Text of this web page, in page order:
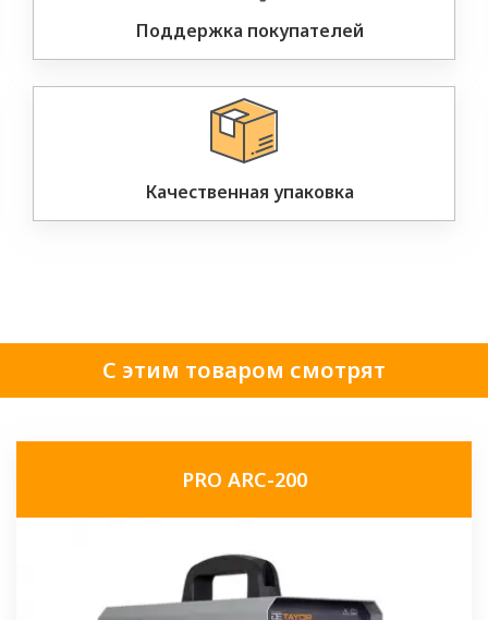
Поддержка покупателей
Качественная упаковка
С этим товаром смотрят
PRO ARC-200